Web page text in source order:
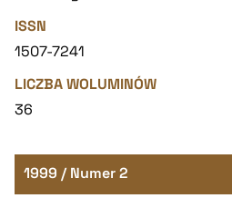
ISSN
1507-7241
LICZBA WOLUMINÓW
36
1999 / Numer 2